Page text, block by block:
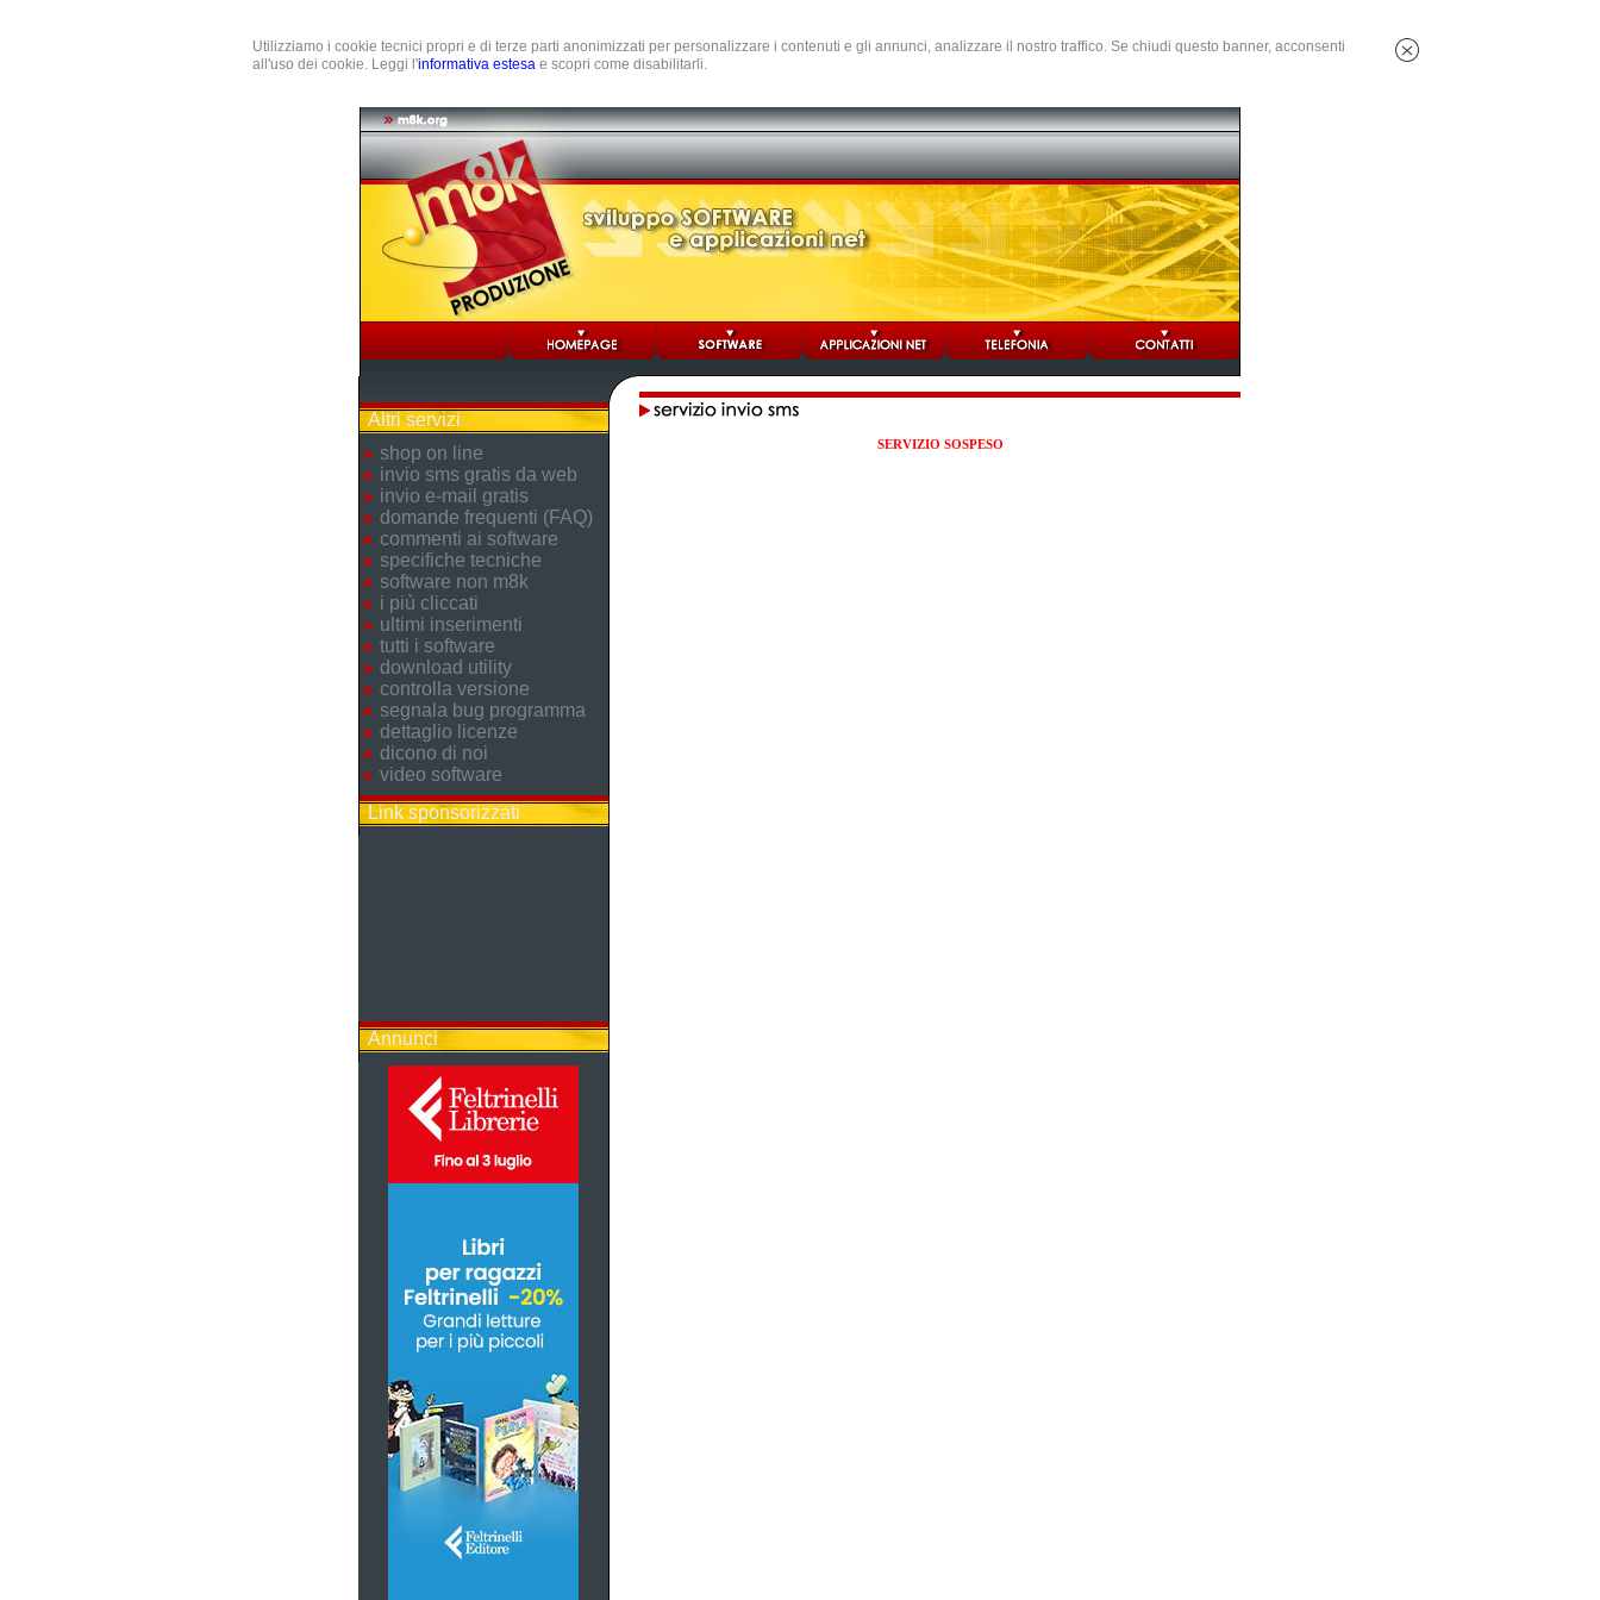
Utilizziamo i cookie tecnici propri e di terze parti anonimizzati per personalizzare i contenuti e gli annunci, analizzare il nostro traffico. Se chiudi questo banner, acconsenti
all'uso dei cookie. Leggi l'informativa estesa e scopri come disabilitarli.
Altri servizi
shop on line
invio sms gratis da web
invio e-mail gratis
domande frequenti (FAQ)
commenti ai software
specifiche tecniche
software non m8k
i più cliccati
ultimi inserimenti
tutti i software
download utility
controlla versione
segnala bug programma
dettaglio licenze
dicono di noi
video software
Link sponsorizzati
Annunci
SERVIZIO SOSPESO